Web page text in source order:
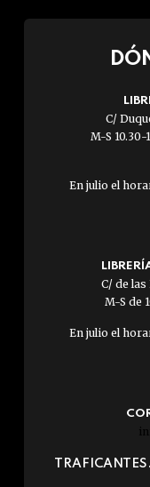
C/
M-S 10.30-
En julio el
C/ de
M-S de
En julio el